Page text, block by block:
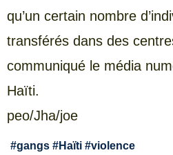
qu’un certain nombre
transférés dans des
communiqué le média
Haïti.
peo/Jha/joe
#gangs #Haïti #violence